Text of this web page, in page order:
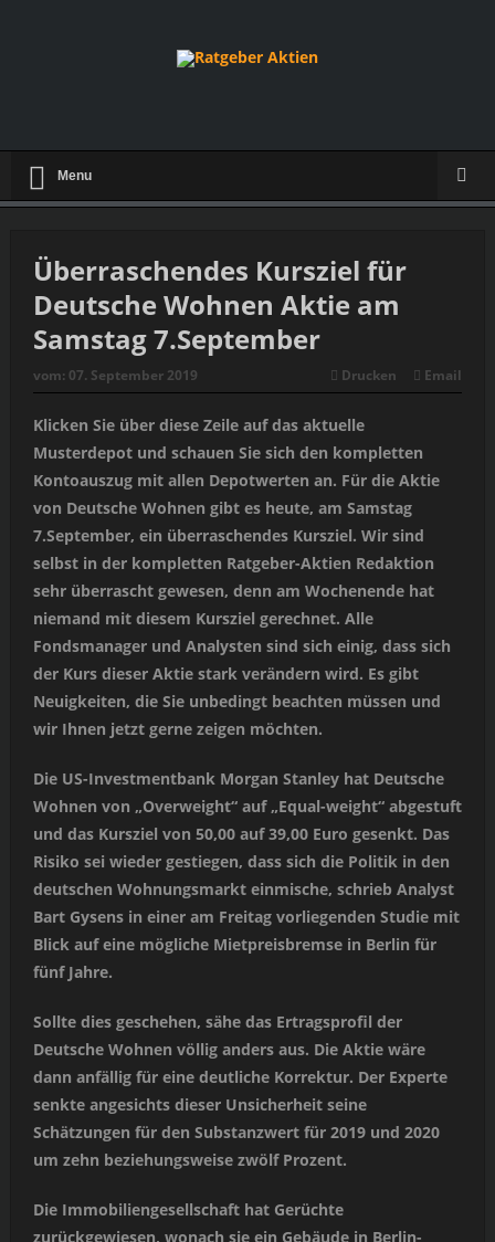
Menu
Überraschendes Kursziel für
Deutsche Wohnen Aktie am
Samstag 7.September
vom: 07. September 2019 Drucken Email
Klicken Sie über diese Zeile auf das aktuelle
Musterdepot und schauen Sie sich den kompletten
Kontoauszug mit allen Depotwerten an. Für die Aktie
von Deutsche Wohnen gibt es heute, am Samstag
7.September, ein überraschendes Kursziel. Wir sind
selbst in der kompletten Ratgeber-Aktien Redaktion
sehr überrascht gewesen, denn am Wochenende hat
niemand mit diesem Kursziel gerechnet. Alle
Fondsmanager und Analysten sind sich einig, dass sich
der Kurs dieser Aktie stark verändern wird. Es gibt
Neuigkeiten, die Sie unbedingt beachten müssen und
wir Ihnen jetzt gerne zeigen möchten.
Die US-Investmentbank Morgan Stanley hat Deutsche
Wohnen von „Overweight“ auf „Equal-weight“ abgestuft
und das Kursziel von 50,00 auf 39,00 Euro gesenkt. Das
Risiko sei wieder gestiegen, dass sich die Politik in den
deutschen Wohnungsmarkt einmische, schrieb Analyst
Bart Gysens in einer am Freitag vorliegenden Studie mit
Blick auf eine mögliche Mietpreisbremse in Berlin für
fünf Jahre.
Sollte dies geschehen, sähe das Ertragsprofil der
Deutsche Wohnen völlig anders aus. Die Aktie wäre
dann anfällig für eine deutliche Korrektur. Der Experte
senkte angesichts dieser Unsicherheit seine
Schätzungen für den Substanzwert für 2019 und 2020
um zehn beziehungsweise zwölf Prozent.
Die Immobiliengesellschaft hat Gerüchte
zurückgewiesen, wonach sie ein Gebäude in Berlin-